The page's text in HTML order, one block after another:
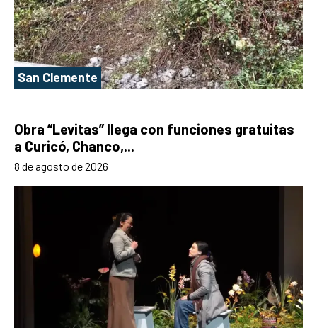
San Clemente
Obra “Levitas” llega con funciones gratuitas
a Curicó, Chanco,...
8 de agosto de 2026